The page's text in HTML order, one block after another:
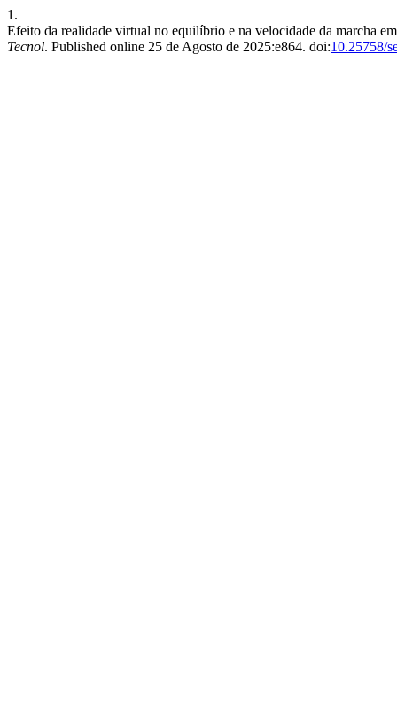
1.
Efeito da realidade virtual no equilíbrio e na velocidade da marcha
Tecnol. Published online 25 de Agosto de 2025:e864. doi:10.25758/